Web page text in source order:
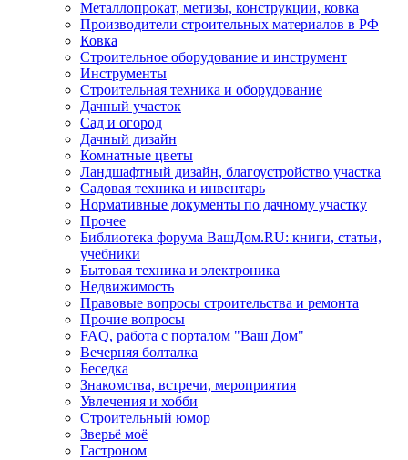
Металлопрокат, метизы, конструкции, ковка
Производители строительных материалов в РФ
Ковка
Строительное оборудование и инструмент
Инструменты
Строительная техника и оборудование
Дачный участок
Сад и огород
Дачный дизайн
Комнатные цветы
Ландшафтный дизайн, благоустройство участка
Садовая техника и инвентарь
Нормативные документы по дачному участку
Прочее
Библиотека форума ВашДом.RU: книги, статьи,
учебники
Бытовая техника и электроника
Недвижимость
Правовые вопросы строительства и ремонта
Прочие вопросы
FAQ, работа с порталом "Ваш Дом"
Вечерняя болталка
Беседка
Знакомства, встречи, мероприятия
Увлечения и хобби
Строительный юмор
Зверьё моё
Гастроном